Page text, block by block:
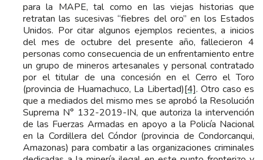
para la MAPE, tal como en las viejas historias que
retratan las sucesivas “fiebres del oro” en los Estados
Unidos. Por citar algunos ejemplos recientes, a inicios
del mes de octubre del presente año, fallecieron 4
personas como consecuencia de un enfrentamiento entre
un grupo de mineros artesanales y personal contratado
por el titular de una concesión en el Cerro el Toro
(provincia de Huamachuco, La Libertad)[4]. Otro caso es
que a mediados del mismo mes se aprobó la Resolución
Suprema N° 132-2019-IN, que autoriza la intervención
de las Fuerzas Armadas en apoyo a la Policía Nacional
en la Cordillera del Cóndor (provincia de Condorcanqui,
Amazonas) para combatir a las organizaciones criminales